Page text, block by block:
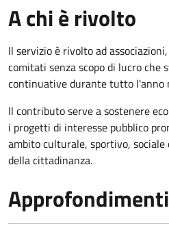
A chi è rivolto
Il servizio è rivolto ad
comitati senza scopo di lucro che
continuative durante tutto l'anno
Il contributo serve a sostenere
i progetti di interesse pubblico
ambito culturale, sportivo,
della cittadinanza.
Approfondimenti